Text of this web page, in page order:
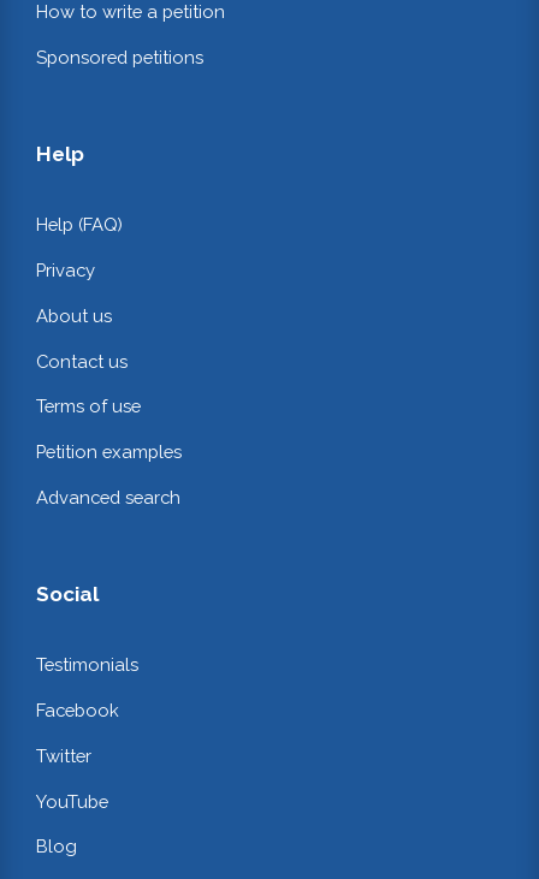
How to write a petition
Sponsored petitions
Help
Help (FAQ)
Privacy
About us
Contact us
Terms of use
Petition examples
Advanced search
Social
Testimonials
Facebook
Twitter
YouTube
Blog